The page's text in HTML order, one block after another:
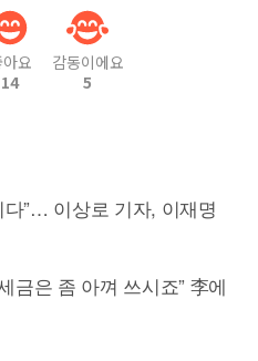
아요
14
감동이에요
5
”… 이상로 기자, 이재명
금은 좀 아껴 쓰시죠” 李에